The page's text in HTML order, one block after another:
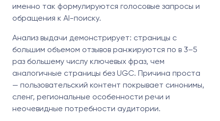
именно так формулируются голосовые запросы и
обращения к AI-поиску.
Анализ выдачи демонстрирует: страницы с
большим объемом отзывов ранжируются по в 3–5
раз большему числу ключевых фраз, чем
аналогичные страницы без UGC. Причина проста
— пользовательский контент покрывает синонимы,
сленг, региональные особенности речи и
неочевидные потребности аудитории.